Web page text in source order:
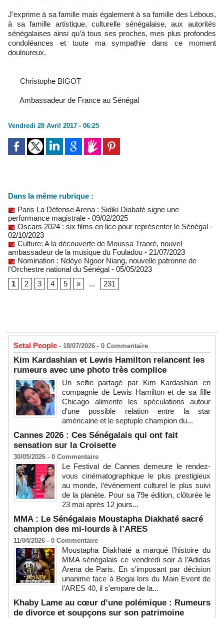
J’exprime à sa famille mais également à sa famille des Lébous,
à sa famille artistique, culturelle sénégalaise, aux autorités
sénégalaises ainsi qu’à tous ses proches, mes plus profondes
condoléances et toute ma sympathie dans ce moment
douloureux.
Christophe BIGOT
Ambassadeur de France au Sénégal
Vendredi 28 Avril 2017 - 06:25
Dans la même rubrique :
Paris La Défense Arena : Sidiki Diabaté signe une
performance magistrale - 09/02/2025
Oscars 2024 : six films en lice pour représenter le Sénégal -
02/10/2023
Culture: A la découverte de Moussa Traoré, nouvel
ambassadeur de la musique du Fouladou - 21/07/2023
Nomination : Ndèye Ngoor Niang, nouvelle patronne de
l'Orchestre national du Sénégal - 05/05/2023
1
2 3 4 5 » ... 231
Setal People - 18/07/2026 - 0 Commentaire
Kim Kardashian et Lewis Hamilton relancent les
rumeurs avec une photo très complice
Un selfie partagé par Kim Kardashian en
compagnie de Lewis Hamilton et de sa fille
Chicago alimente les spéculations autour
d'une possible relation entre la star
américaine et le septuple champion du...
Cannes 2026 : Ces Sénégalais qui ont fait
sensation sur la Croisette
30/05/2026 - 0 Commentaire
Le Festival de Cannes demeure le rendez-
vous cinématographique le plus prestigieux
au monde, l’événement culturel le plus suivi
de la planète. Pour sa 79e édition, clôturée le
23 mai après 12 jours...
MMA : Le Sénégalais Moustapha Diakhaté sacré
champion des mi-lourds à l’ARES
11/04/2026 - 0 Commentaire
Moustapha Diakhaté a marqué l’histoire du
MMA sénégalais ce vendredi soir à l’Adidas
Arena de Paris. En s'imposant par décision
unanime face à Begai lors du Main Event de
l’ARES 40, il s'empare de la...
Khaby Lame au cœur d’une polémique : Rumeurs
de divorce et soupçons sur son patrimoine